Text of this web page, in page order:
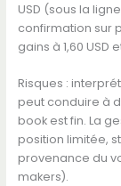
USD (sous la
confirmation sur
gains à 1,60 USD
Risques :
peut conduire à
book est fin. La
position limitée,
provenance du
makers).